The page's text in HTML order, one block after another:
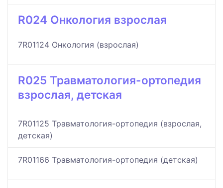
R024 Онкология взрослая
7R01124 Онкология (взрослая)
R025 Травматология-ортопедия
взрослая, детская
7R01125 Травматология-ортопедия (взрослая,
детская)
7R01166 Травматология-ортопедия (детская)